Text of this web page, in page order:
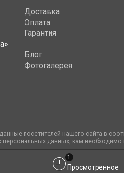
Доставка
Оплата
Гарантия
Блог
Фотогалерея
посетителей нашего сайта в
персональных данных, вам необходимо
Просмотренное
1